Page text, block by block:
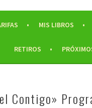
MIS LIBROS
RETIROS
Contigo»